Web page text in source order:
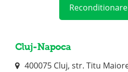
Cluj-Napoca
400075 Cluj, str. Titu